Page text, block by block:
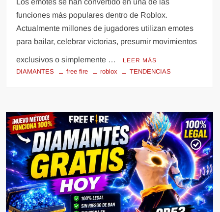
Los emotes se han convertido en una de las
funciones más populares dentro de Roblox.
Actualmente millones de jugadores utilizan emotes
para bailar, celebrar victorias, presumir movimientos
exclusivos o simplemente … LEER MÁS
DIAMANTES free fire roblox TENDENCIAS